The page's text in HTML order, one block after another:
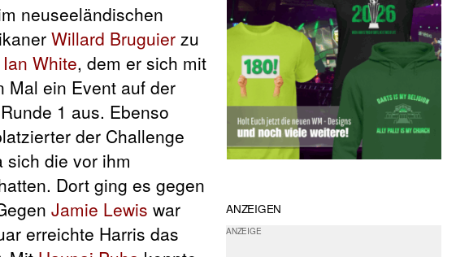
neuseeländischen
Willard Bruguier zu
Ian White, dem er sich mit
Mal ein Event auf der
1 aus. Ebenso
der Challenge
sich die vor ihm
Dort ging es gegen
Jamie Lewis war
erreichte Harris das
ANZEIGEN